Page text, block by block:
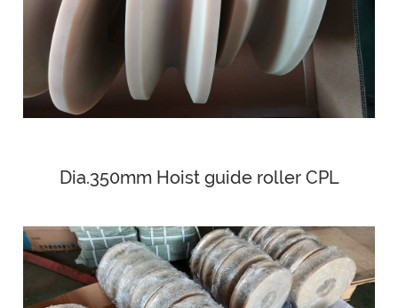
Dia.350mm Hoist guide roller CPL